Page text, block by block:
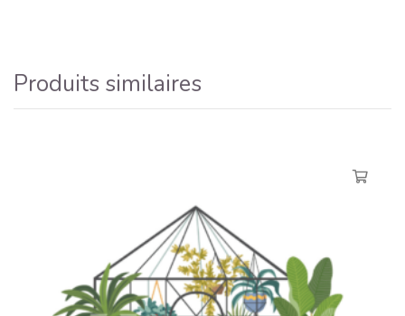
Produits similaires